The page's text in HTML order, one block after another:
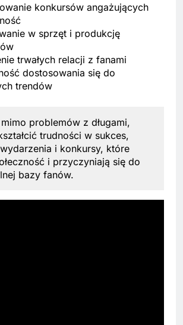
konkursów angażujących
w sprzęt i produkcję
trwałych relacji z fanami
dostosowania się do
trendów
problemów z długami,
trudności w sukces,
i konkursy, które
i przyczyniają się do
bazy fanów.